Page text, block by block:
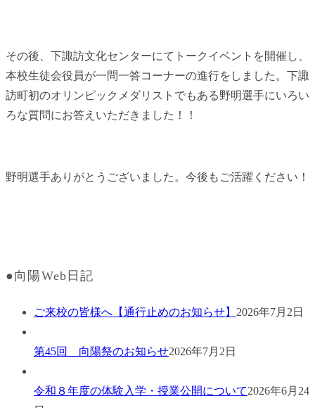
その後、下諏訪文化センターにてトークイベントを開催し、
本校生徒会役員が一問一答コーナーの進行をしました。下諏
訪町初のオリンピックメダリストでもある野明選手にいろい
ろな質問にお答えいただきました！！
野明選手ありがとうございました。今後もご活躍ください！
●向陽Web日記
ご来校の皆様へ【通行止めのお知らせ】 2026年7月2日
第45回 向陽祭のお知らせ2026年7月2日
令和８年度の体験入学・授業公開について2026年6月24